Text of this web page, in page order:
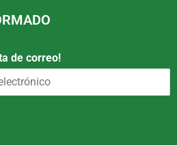
de correo!